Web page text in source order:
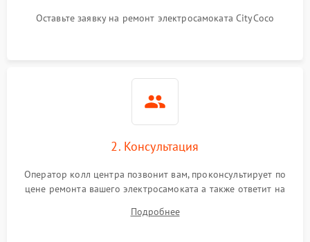
Оставьте заявку на ремонт электросамоката CityCoco
2. Консультация
Оператор колл центра позвонит вам, проконсультирует по
цене ремонта вашего электросамоката а также ответит на
Подробнее